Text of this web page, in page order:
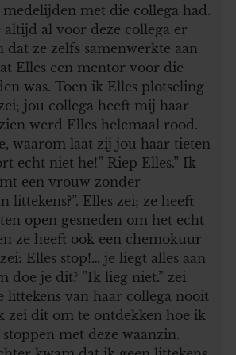
medelijden met die collega had.
altijd al voor deze collega er
dat ze zelfs samenwerkte aan
Elles een mentor voor die
was. Toen ik Elles plotseling
jou collega heeft mij haar
werd Elles helemaal rood.
waarom laat zij jou haar tieten
echt niet he!” Riep Elles.” Ik
een vrouw zonder
littekens?”. Elles zei; ze heeft
open gesneden om het echt
ze heeft ook een chemokuur
Elles stop!… je liegt alles aan
doe je dit? ”Ik lieg niet.” zei
littekens van haar collega nooit
zei dit om te ontdekken hoe ik
met deze waanzin.